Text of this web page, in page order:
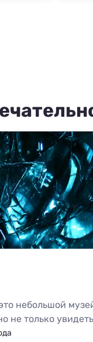
небольшой
не только увидеть
в